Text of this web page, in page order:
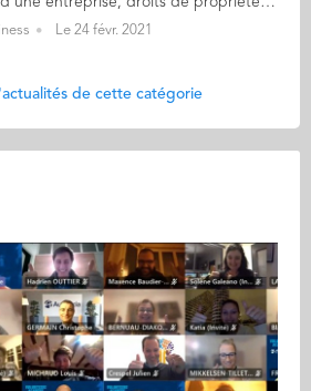
Le 24 févr. 2021
de cette catégorie